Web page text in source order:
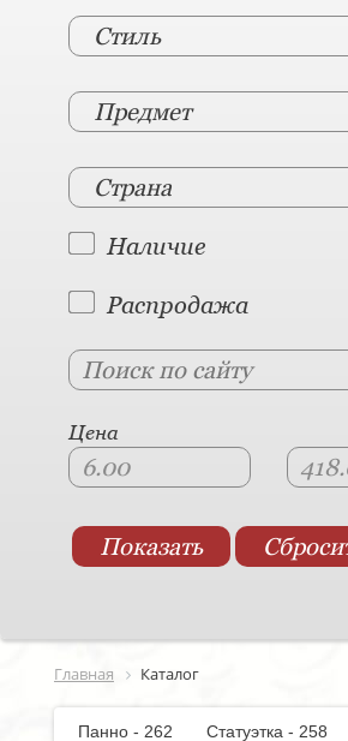
Стиль
Предмет
Страна
Наличие
Распродажа
Цена
Главная Каталог
Панно - 262 Статуэтка - 258